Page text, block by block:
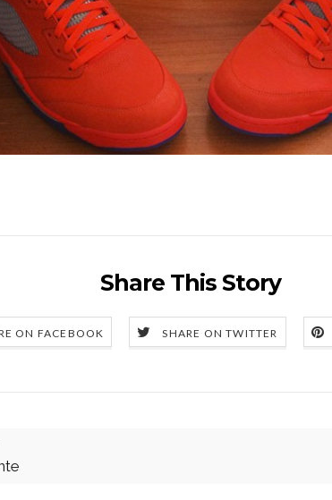
Share This Story
ON FACEBOOK SHARE ON TWITTER